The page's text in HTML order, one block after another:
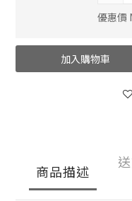
優惠價
加入購物車
商品描述